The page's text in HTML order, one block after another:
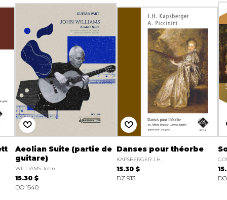
Aeolian Suite (partie de
guitare)
WILLIAMS John
15.30 $
DO 1540
Danses pour théorbe
KAPSBERGER J.H.
15.30 $
DZ 913